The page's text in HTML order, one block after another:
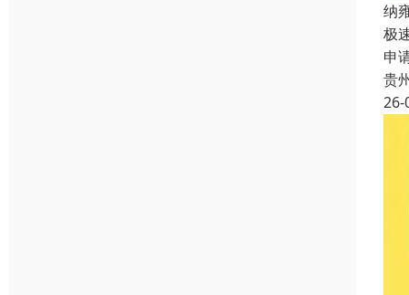
纳
极
申
贵
26-